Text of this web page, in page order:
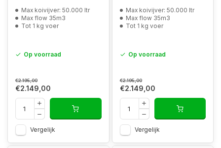
Max koivijver: 50.000 ltr
Max flow 35m3
Tot 1 kg voer
Op voorraad
€2.195,00
€2.149,00
Vergelijk
Max koivijver: 50.000 ltr
Max flow 35m3
Tot 1 kg voer
Op voorraad
€2.195,00
€2.149,00
Vergelijk